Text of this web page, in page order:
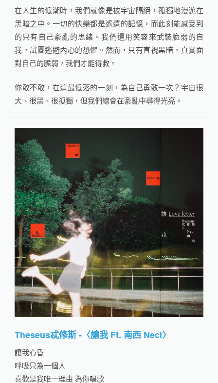
在人生的低潮時，我們就像是被宇宙隔絕，孤獨地漫遊在
黑暗之中。一切的快樂都是遙遠的記憶，而此刻能感受到
的只有自己紊亂的思緒。我們還用笑容來武裝脆弱的自
我，試圖逃避內心的恐懼。然而，只有直視黑暗，真實面
對自己的脆弱，我們才能得救。
你敢不敢，在這最低落的一刻，為自己勇敢一次？宇宙很
大、很黑、很孤獨，但我們總會在紊亂中尋得光亮。
Theseus忒修斯 -〈讓我 Ft. 南西 Neci〉
讓我心昏
呼吸只為一個人
喜歡是我唯一理由 為你唱歌